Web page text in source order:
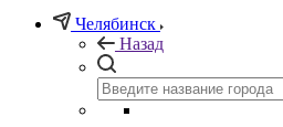
Челябинск
Назад